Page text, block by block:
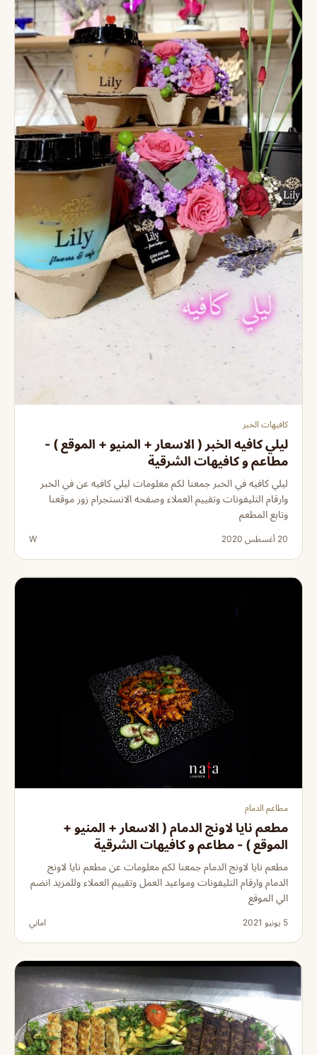
كافيهات الخبر
ليلي كافيه الخبر ( الاسعار + المنيو + الموقع ) -
مطاعم و كافيهات الشرقية
ليلي كافيه في الخبر جمعنا لكم معلومات ليلي كافيه عن في الخبر
وارقام التليفونات وتقييم العملاء وصفحه الانستجرام زور موقعنا
وتابع المطعم
20 أغسطس 2020 W
مطاعم الدمام
مطعم نايا لاونج الدمام ( الاسعار + المنيو +
الموقع ) - مطاعم و كافيهات الشرقية
مطعم نايا لاونج الدمام جمعنا لكم معلومات عن مطعم نايا لاونج
الدمام وارقام التليفونات ومواعيد العمل وتقييم العملاء وللمزيد انضم
الي الموقع
5 يونيو 2021 اماني